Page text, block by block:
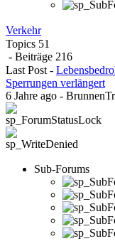
Verkehr
Topics 51
- Beiträge 216
Last Post -
Sperrungen verlängert
6 Jahre ago -
Sub-Forums